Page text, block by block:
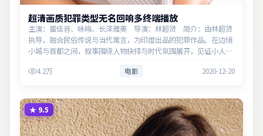
超清画质犯罪类型无名回响多终端播放
主演：雷佳音、咏梅、长泽雅美 导演：林超贤 简介：由林超贤
执导，融合民俗传说与当代寓言，为印度出品的犯罪作品。在边境
小城与首都之间，叙事围绕人物抉择与时代氛围展开，见证小人物
义。4.2万 电影 2020-12-20
★ 9.5